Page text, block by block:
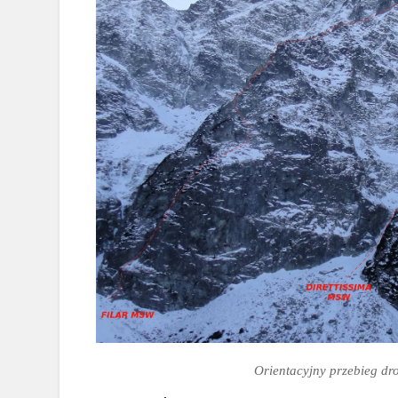
Orientacyjny przebieg